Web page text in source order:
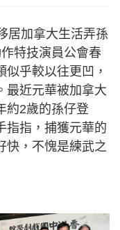
居加拿大生活弄孫
特技演員公會春
乎較以往更凹，
最近元華被加拿大
約2歲的孫仔登
指指，捕獲元華的
快，不愧是練武之